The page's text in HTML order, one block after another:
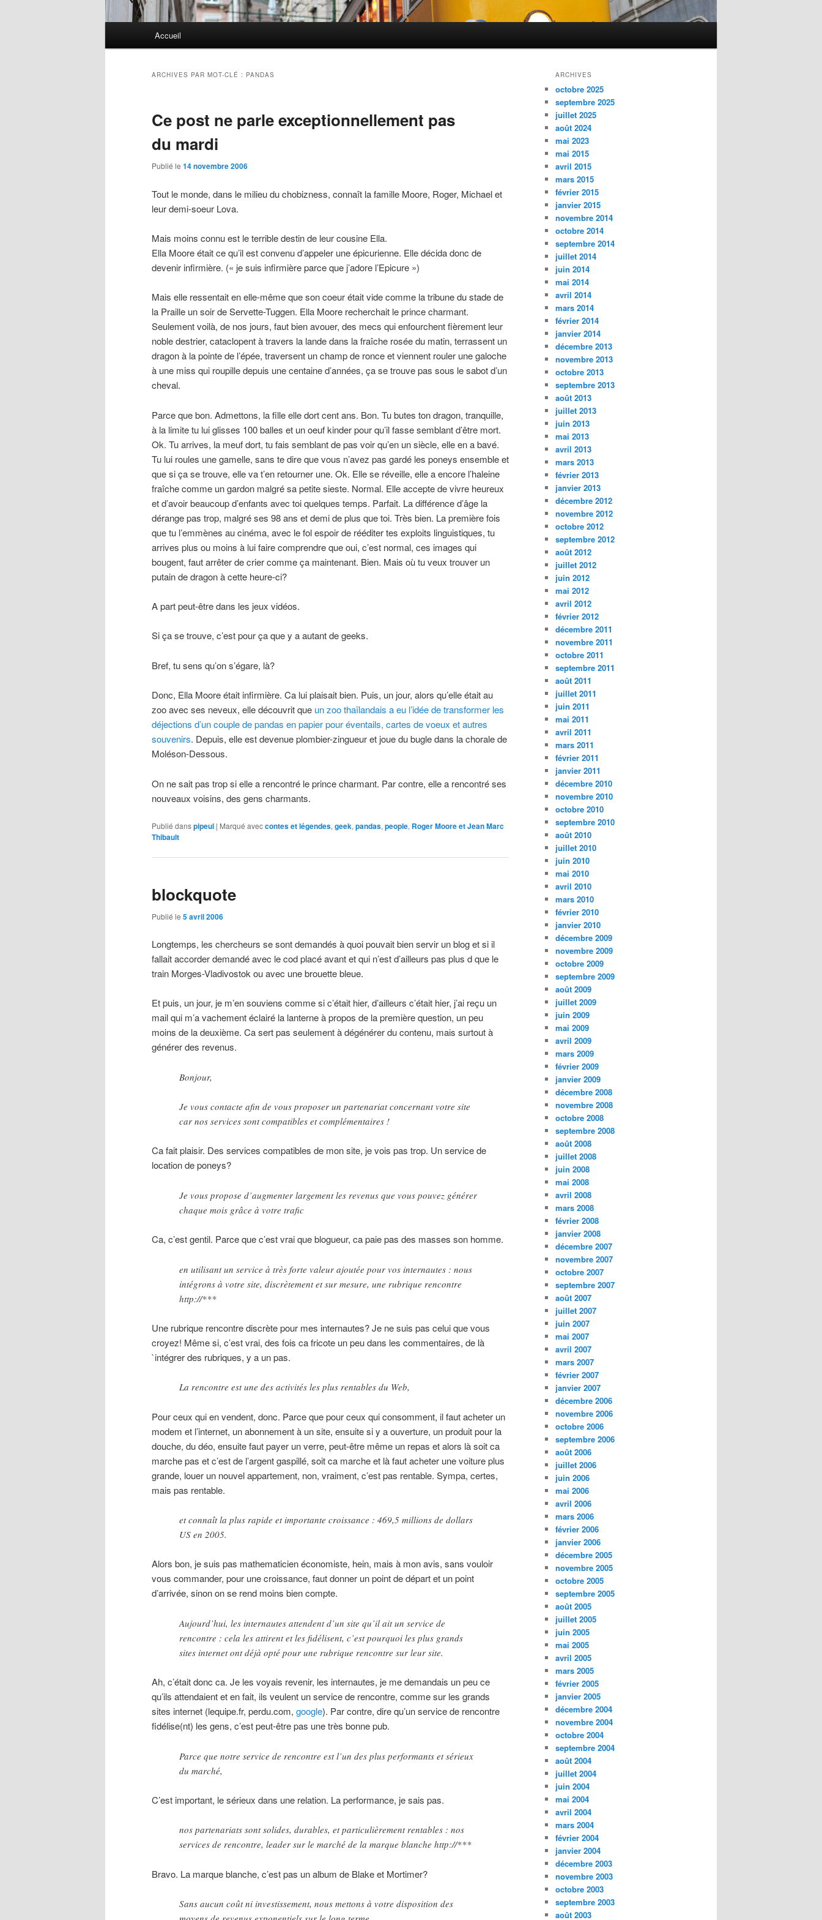
Accueil
ARCHIVES PAR MOT-CLÉ : PANDAS
Ce post ne parle exceptionnellement pas
du mardi
Publié le 14 novembre 2006
Tout le monde, dans le milieu du chobizness, connaît la famille Moore, Roger, Michael et
leur demi-soeur Lova.
Mais moins connu est le terrible destin de leur cousine Ella.
Ella Moore était ce qu’il est convenu d’appeler une épicurienne. Elle décida donc de
devenir infirmière. (« je suis infirmière parce que j’adore l’Epicure »)
Mais elle ressentait en elle-même que son coeur était vide comme la tribune du stade de
la Praille un soir de Servette-Tuggen. Ella Moore recherchait le prince charmant.
Seulement voilà, de nos jours, faut bien avouer, des mecs qui enfourchent fièrement leur
noble destrier, cataclopent à travers la lande dans la fraîche rosée du matin, terrassent un
dragon à la pointe de l’épée, traversent un champ de ronce et viennent rouler une galoche
à une miss qui roupille depuis une centaine d’années, ça se trouve pas sous le sabot d’un
cheval.
Parce que bon. Admettons, la fille elle dort cent ans. Bon. Tu butes ton dragon, tranquille,
à la limite tu lui glisses 100 balles et un oeuf kinder pour qu’il fasse semblant d’être mort.
Ok. Tu arrives, la meuf dort, tu fais semblant de pas voir qu’en un siècle, elle en a bavé.
Tu lui roules une gamelle, sans te dire que vous n’avez pas gardé les poneys ensemble et
que si ça se trouve, elle va t’en retourner une. Ok. Elle se réveille, elle a encore l’haleine
fraîche comme un gardon malgré sa petite sieste. Normal. Elle accepte de vivre heureux
et d’avoir beaucoup d’enfants avec toi quelques temps. Parfait. La différence d’âge la
dérange pas trop, malgré ses 98 ans et demi de plus que toi. Très bien. La première fois
que tu l’emmènes au cinéma, avec le fol espoir de rééditer tes exploits linguistiques, tu
arrives plus ou moins à lui faire comprendre que oui, c’est normal, ces images qui
bougent, faut arrêter de crier comme ça maintenant. Bien. Mais où tu veux trouver un
putain de dragon à cette heure-ci?
A part peut-être dans les jeux vidéos.
Si ça se trouve, c’est pour ça que y a autant de geeks.
Bref, tu sens qu’on s’égare, là?
Donc, Ella Moore était infirmière. Ca lui plaisait bien. Puis, un jour, alors qu’elle était au
zoo avec ses neveux, elle découvrit que un zoo thaïlandais a eu l’idée de transformer les
déjections d’un couple de pandas en papier pour éventails, cartes de voeux et autres
souvenirs. Depuis, elle est devenue plombier-zingueur et joue du bugle dans la chorale de
Moléson-Dessous.
On ne sait pas trop si elle a rencontré le prince charmant. Par contre, elle a rencontré ses
nouveaux voisins, des gens charmants.
Publié danspipeul | Marqué aveccontes et légendes, geek, pandas, people, Roger Moore et Jean Marc
Thibault
blockquote
Publié le 5 avril 2006
Longtemps, les chercheurs se sont demandés à quoi pouvait bien servir un blog et si il
fallait accorder demandé avec le cod placé avant et qui n’est d’ailleurs pas plus d que le
train Morges-Vladivostok ou avec une brouette bleue.
Et puis, un jour, je m’en souviens comme si c’était hier, d’ailleurs c’était hier, j’ai reçu un
mail qui m’a vachement éclairé la lanterne à propos de la première question, un peu
moins de la deuxième. Ca sert pas seulement à dégénérer du contenu, mais surtout à
générer des revenus.
Bonjour,
Je vous contacte afin de vous proposer un partenariat concernant votre site
car nos services sont compatibles et complémentaires !
Ca fait plaisir. Des services compatibles de mon site, je vois pas trop. Un service de
location de poneys?
Je vous propose d’augmenter largement les revenus que vous pouvez générer
chaque mois grâce à votre trafic
Ca, c’est gentil. Parce que c’est vrai que blogueur, ca paie pas des masses son homme.
en utilisant un service à très forte valeur ajoutée pour vos internautes : nous
intégrons à votre site, discrètement et sur mesure, une rubrique rencontre
http://***
Une rubrique rencontre discrète pour mes internautes? Je ne suis pas celui que vous
croyez! Même si, c’est vrai, des fois ca fricote un peu dans les commentaires, de là
`intégrer des rubriques, y a un pas.
La rencontre est une des activités les plus rentables du Web,
Pour ceux qui en vendent, donc. Parce que pour ceux qui consomment, il faut acheter un
modem et l’internet, un abonnement à un site, ensuite si y a ouverture, un produit pour la
douche, du déo, ensuite faut payer un verre, peut-être même un repas et alors là soit ca
marche pas et c’est de l’argent gaspillé, soit ca marche et là faut acheter une voiture plus
grande, louer un nouvel appartement, non, vraiment, c’est pas rentable. Sympa, certes,
mais pas rentable.
et connaît la plus rapide et importante croissance : 469,5 millions de dollars
US en 2005.
Alors bon, je suis pas mathematicien économiste, hein, mais à mon avis, sans vouloir
vous commander, pour une croissance, faut donner un point de départ et un point
d’arrivée, sinon on se rend moins bien compte.
Aujourd’hui, les internautes attendent d’un site qu’il ait un service de
rencontre : cela les attirent et les fidélisent, c’est pourquoi les plus grands
sites internet ont déjà opté pour une rubrique rencontre sur leur site.
Ah, c’était donc ca. Je les voyais revenir, les internautes, je me demandais un peu ce
qu’ils attendaient et en fait, ils veulent un service de rencontre, comme sur les grands
sites internet (lequipe.fr, perdu.com, google). Par contre, dire qu’un service de rencontre
fidélise(nt) les gens, c’est peut-être pas une très bonne pub.
Parce que notre service de rencontre est l’un des plus performants et sérieux
du marché,
C’est important, le sérieux dans une relation. La performance, je sais pas.
nos partenariats sont solides, durables, et particulièrement rentables : nos
services de rencontre, leader sur le marché de la marque blanche http://***
Bravo. La marque blanche, c’est pas un album de Blake et Mortimer?
Sans aucun coût ni investissement, nous mettons à votre disposition des
ARCHIVES
octobre 2025
septembre 2025
juillet 2025
août 2024
mai 2023
mai 2015
avril 2015
mars 2015
février 2015
janvier 2015
novembre 2014
octobre 2014
septembre 2014
juillet 2014
juin 2014
mai 2014
avril 2014
mars 2014
février 2014
janvier 2014
décembre 2013
novembre 2013
octobre 2013
septembre 2013
août 2013
juillet 2013
juin 2013
mai 2013
avril 2013
mars 2013
février 2013
janvier 2013
décembre 2012
novembre 2012
octobre 2012
septembre 2012
août 2012
juillet 2012
juin 2012
mai 2012
avril 2012
février 2012
décembre 2011
novembre 2011
octobre 2011
septembre 2011
août 2011
juillet 2011
juin 2011
mai 2011
avril 2011
mars 2011
février 2011
janvier 2011
décembre 2010
novembre 2010
octobre 2010
septembre 2010
août 2010
juillet 2010
juin 2010
mai 2010
avril 2010
mars 2010
février 2010
janvier 2010
décembre 2009
novembre 2009
octobre 2009
septembre 2009
août 2009
juillet 2009
juin 2009
mai 2009
avril 2009
mars 2009
février 2009
janvier 2009
décembre 2008
novembre 2008
octobre 2008
septembre 2008
août 2008
juillet 2008
juin 2008
mai 2008
avril 2008
mars 2008
février 2008
janvier 2008
décembre 2007
novembre 2007
octobre 2007
septembre 2007
août 2007
juillet 2007
juin 2007
mai 2007
avril 2007
mars 2007
février 2007
janvier 2007
décembre 2006
novembre 2006
octobre 2006
septembre 2006
août 2006
juillet 2006
juin 2006
mai 2006
avril 2006
mars 2006
février 2006
janvier 2006
décembre 2005
novembre 2005
octobre 2005
septembre 2005
août 2005
juillet 2005
juin 2005
mai 2005
avril 2005
mars 2005
février 2005
janvier 2005
décembre 2004
novembre 2004
octobre 2004
septembre 2004
août 2004
juillet 2004
juin 2004
mai 2004
avril 2004
mars 2004
février 2004
janvier 2004
décembre 2003
novembre 2003
octobre 2003
septembre 2003
août 2003